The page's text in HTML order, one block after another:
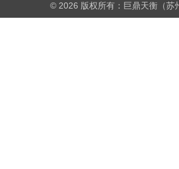
© 2026 版权所有：巨鼎天衡（